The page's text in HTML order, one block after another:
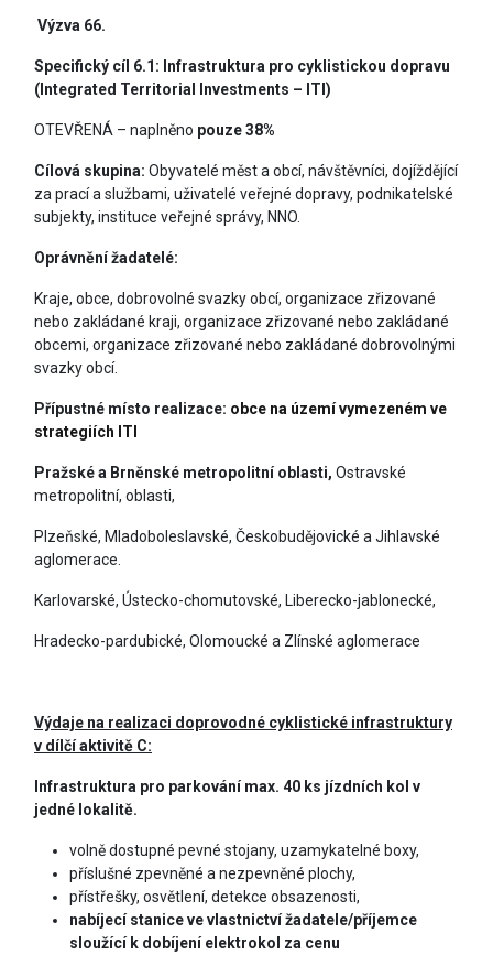
Výzva 66.
Specifický cíl 6.1: Infrastruktura pro cyklistickou dopravu
(Integrated Territorial Investments – ITI)
OTEVŘENÁ – naplněno pouze 38%
Cílová skupina: Obyvatelé měst a obcí, návštěvníci, dojíždějící
za prací a službami, uživatelé veřejné dopravy, podnikatelské
subjekty, instituce veřejné správy, NNO.
Oprávnění žadatelé:
Kraje, obce, dobrovolné svazky obcí, organizace zřizované
nebo zakládané kraji, organizace zřizované nebo zakládané
obcemi, organizace zřizované nebo zakládané dobrovolnými
svazky obcí.
Přípustné místo realizace: obce na území vymezeném ve
strategiích ITI
Pražské a Brněnské metropolitní oblasti, Ostravské
metropolitní, oblasti,
Plzeňské, Mladoboleslavské, Českobudějovické a Jihlavské
aglomerace.
Karlovarské, Ústecko-chomutovské, Liberecko-jablonecké,
Hradecko-pardubické, Olomoucké a Zlínské aglomerace
Výdaje na realizaci doprovodné cyklistické infrastruktury
v dílčí aktivitě C:
Infrastruktura pro parkování max. 40 ks jízdních kol v
jedné lokalitě.
volně dostupné pevné stojany, uzamykatelné boxy,
příslušné zpevněné a nezpevněné plochy,
přístřešky, osvětlení, detekce obsazenosti,
nabíjecí stanice ve vlastnictví žadatele/příjemce
sloužící k dobíjení elektrokol za cenu